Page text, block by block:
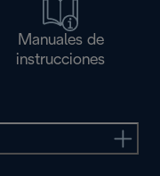
Manuales de
instrucciones